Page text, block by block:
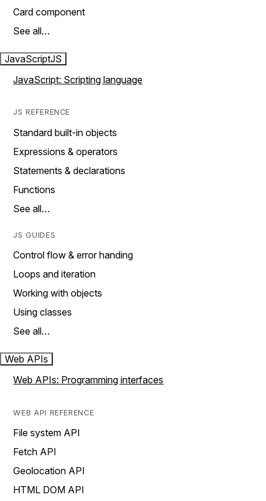
Card component
See all…
JavaScriptJS
JavaScript: Scripting language
JS REFERENCE
Standard built-in objects
Expressions & operators
Statements & declarations
Functions
See all…
JS GUIDES
Control flow & error handing
Loops and iteration
Working with objects
Using classes
See all…
Web APIs
Web APIs: Programming interfaces
WEB API REFERENCE
File system API
Fetch API
Geolocation API
HTML DOM API